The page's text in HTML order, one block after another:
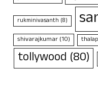
rukminivasanth (8)
shivarajkumar(10)
tollywood (80)